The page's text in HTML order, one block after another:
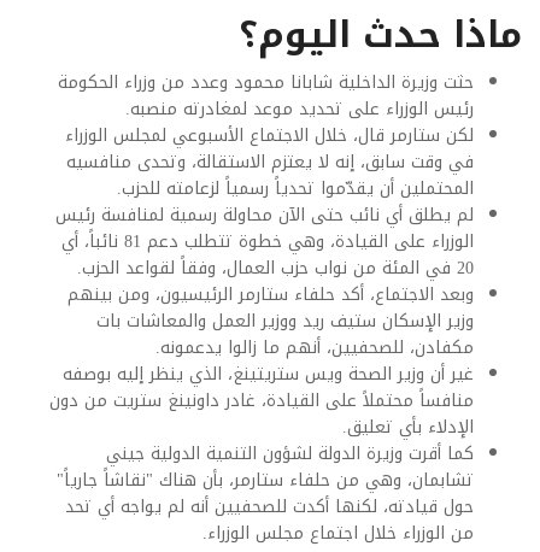
ماذا حدث اليوم؟
حثت وزيرة الداخلية شابانا محمود وعدد من وزراء الحكومة
رئيس الوزراء على تحديد موعد لمغادرته منصبه.
لكن ستارمر قال، خلال الاجتماع الأسبوعي لمجلس الوزراء
في وقت سابق، إنه لا يعتزم الاستقالة، وتحدى منافسيه
المحتملين أن يقدّموا تحدياً رسمياً لزعامته للحزب.
لم يطلق أي نائب حتى الآن محاولة رسمية لمنافسة رئيس
الوزراء على القيادة، وهي خطوة تتطلب دعم 81 نائباً، أي
20 في المئة من نواب حزب العمال، وفقاً لقواعد الحزب.
وبعد الاجتماع، أكد حلفاء ستارمر الرئيسيون، ومن بينهم
وزير الإسكان ستيف ريد ووزير العمل والمعاشات بات
مكفادن، للصحفيين، أنهم ما زالوا يدعمونه.
غير أن وزير الصحة ويس ستريتينغ، الذي ينظر إليه بوصفه
منافساً محتملاً على القيادة، غادر داونينغ ستريت من دون
الإدلاء بأي تعليق.
كما أقرت وزيرة الدولة لشؤون التنمية الدولية جيني
تشابمان، وهي من حلفاء ستارمر، بأن هناك "نقاشاً جارياً"
حول قيادته، لكنها أكدت للصحفيين أنه لم يواجه أي تحد
من الوزراء خلال اجتماع مجلس الوزراء.